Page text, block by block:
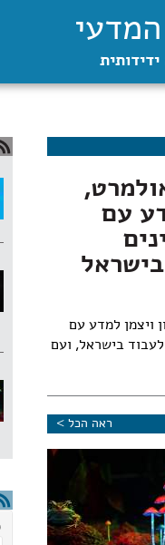
עם
ויצמן למדע עם
בישראל, ועם
ראה הכל >